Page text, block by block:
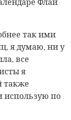
так ими
я думаю, ни у
все
я
также
использую по